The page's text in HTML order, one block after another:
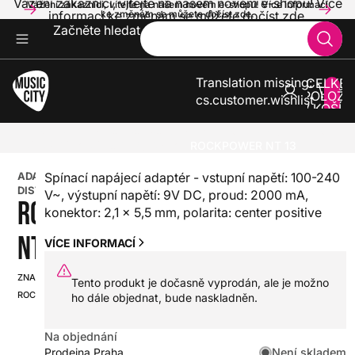
Vážení zákazníci, vítejte na našem novém e-shopu! Více informací
ke změnám se můžete dočíst zde.
Vážení zákazníci, vítejte na našem novém e-shopu! Více
informací ke změnám se můžete dočíst zde.
Začněte hledat
Translation missing:
cs.customer.wishlist
V
0
ADAPTÉRY A
DISTRIBUTORY
ROCKPOWER
NT 13
ZNAČKA:
ROCKPOWER
SKU:
HX0000000094456
Spínací napájecí adaptér - vstupní napětí: 100-240
V~, výstupní napětí: 9V DC, proud: 2000 mA,
konektor: 2,1 x 5,5 mm, polarita: center positive
VÍCE INFORMACÍ
Tento produkt je dočasně vyprodán, ale je možno
ho dále objednat, bude naskladněn.
Na objednání
Prodejna Praha
Není skladem